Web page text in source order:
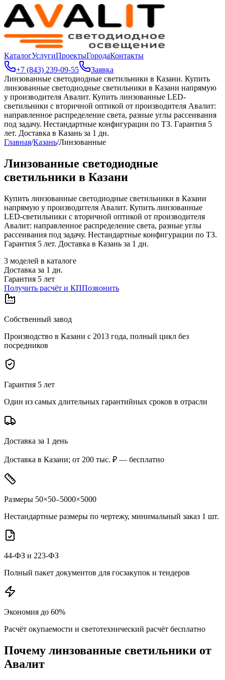
КаталогУслугиПроектыГородаКонтакты
+7 (843) 239-09-55
Заявка
Линзованные светодиодные светильники в Казани. Купить
линзованные светодиодные светильники в Казани напрямую
у производителя Авалит. Купить линзованные LED-
светильники с вторичной оптикой от производителя Авалит:
направленное распределение света, разные углы рассеивания
под задачу. Нестандартные конфигурации по ТЗ. Гарантия 5
лет. Доставка в Казань за 1 дн.
Главная/Казань/Линзованные
Линзованные светодиодные
светильники в Казани
Купить линзованные светодиодные светильники в Казани
напрямую у производителя Авалит. Купить линзованные
LED-светильники с вторичной оптикой от производителя
Авалит: направленное распределение света, разные углы
рассеивания под задачу. Нестандартные конфигурации по ТЗ.
Гарантия 5 лет. Доставка в Казань за 1 дн.
3 моделей в каталоге
Доставка за 1 дн.
Гарантия 5 лет
Получить расчёт и КППозвонить
Собственный завод
Производство в Казани с 2013 года, полный цикл без
посредников
Гарантия 5 лет
Один из самых длительных гарантийных сроков в отрасли
Доставка за 1 день
Доставка в Казани; от 200 тыс. ₽ — бесплатно
Размеры 50×50–5000×5000
Нестандартные размеры по чертежу, минимальный заказ 1 шт.
44-ФЗ и 223-ФЗ
Полный пакет документов для госзакупок и тендеров
Экономия до 60%
Расчёт окупаемости и светотехнический расчёт бесплатно
Почему линзованные светильники от
Авалит